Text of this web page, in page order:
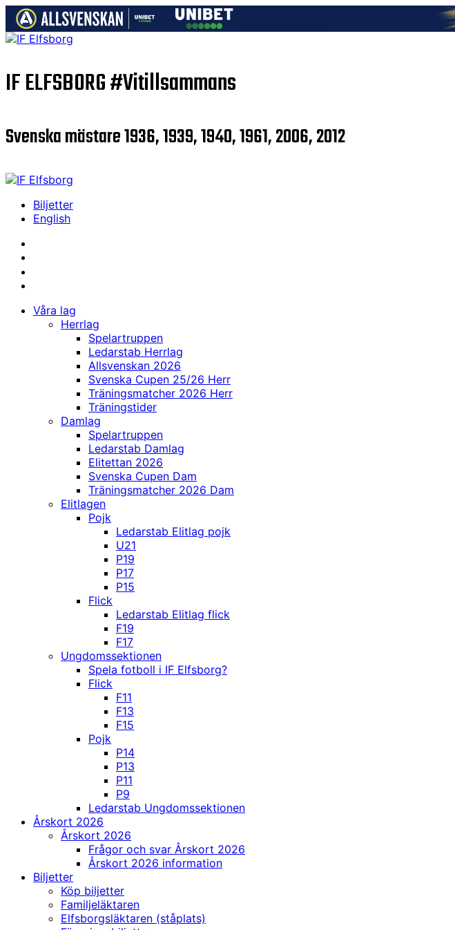
IF ELFSBORG#Vitillsammans
Svenska mästare 1936, 1939, 1940, 1961, 2006, 2012
Biljetter
English
Våra lag
Herrlag
Spelartruppen
Ledarstab Herrlag
Allsvenskan 2026
Svenska Cupen 25/26 Herr
Träningsmatcher 2026 Herr
Träningstider
Damlag
Spelartruppen
Ledarstab Damlag
Elitettan 2026
Svenska Cupen Dam
Träningsmatcher 2026 Dam
Elitlagen
Pojk
Ledarstab Elitlag pojk
U21
P19
P17
P15
Flick
Ledarstab Elitlag flick
F19
F17
Ungdomssektionen
Spela fotboll i IF Elfsborg?
Flick
F11
F13
F15
Pojk
P14
P13
P11
P9
Ledarstab Ungdomssektionen
Årskort 2026
Årskort 2026
Frågor och svar Årskort 2026
Årskort 2026 information
Biljetter
Köp biljetter
Familjeläktaren
Elfsborgsläktaren (ståplats)